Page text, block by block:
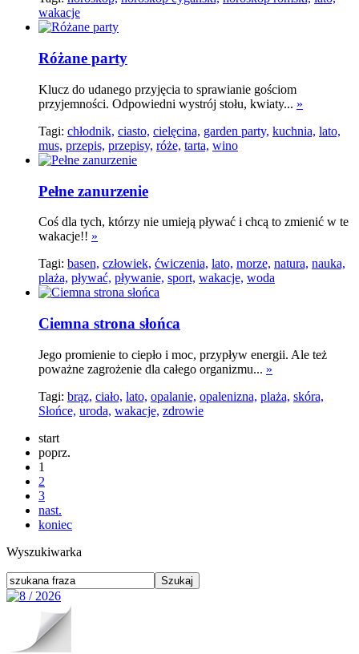
wakacje
Różane party
Klucz do udanego przyjęcia to sprawianie gościom
przyjemności. Odpowiedni wystrój stołu, kwiaty... »
Tagi: chłodnik, ciasto, cielęcina, garden party, kuchnia, lato,
mus, przepis, przepisy, róże, tarta, wino
Pełne zanurzenie
Coś dla tych, którzy nie umieją pływać i chcą to zmienić w te
wakacje!! »
Tagi: basen, człowiek, ćwiczenia, lato, morze, natura, nauka,
plaża, pływać, pływanie, sport, wakacje, woda
Ciemna strona słońca
Jego promienie to ciepło i moc, przypływ energii. Ale też
poważne zagrożenie dla całego organizmu... »
Tagi: brąz, ciało, lato, opalanie, opalenizna, plaża, skóra,
Słońce, uroda, wakacje, zdrowie
start
poprz.
1
2
3
nast.
koniec
Wyszukiwarka